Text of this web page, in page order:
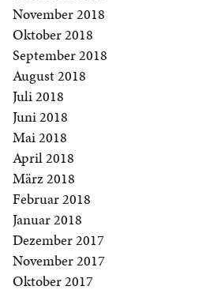
November 2018
Oktober 2018
September 2018
August 2018
Juli 2018
Juni 2018
Mai 2018
April 2018
März 2018
Februar 2018
Januar 2018
Dezember 2017
November 2017
Oktober 2017